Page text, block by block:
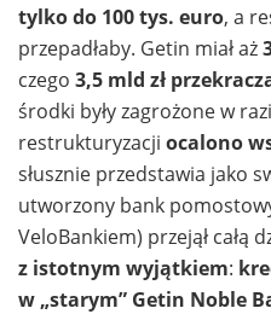
tylko do 100 tys. euro, a
przepadłaby. Getin miał aż
czego 3,5 mld zł
środki były zagrożone w
restrukturyzacji ocalono
słusznie przedstawia jako
utworzony bank
VeloBankiem) przejął całą
z istotnym wyjątkiem:
w „starym” Getin Noble